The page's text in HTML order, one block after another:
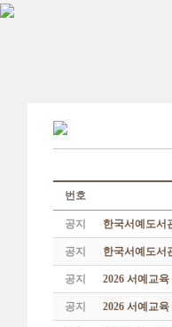
번호
공지 한국서예도서
공지 한국서예도서
공지 2026 서예교
공지 2026 서예교